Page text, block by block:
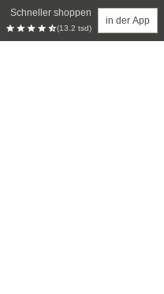
Schneller shoppen
(13.2 tsd)
in der App